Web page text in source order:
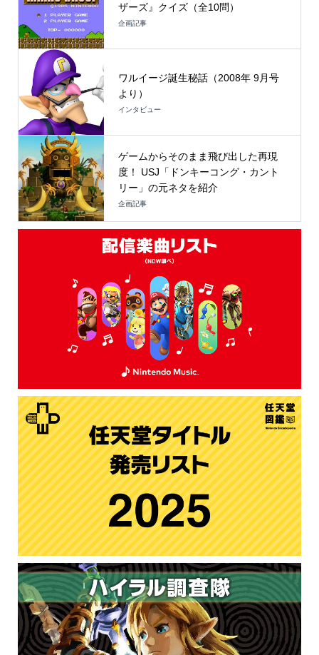
ザーズ』クイズ（全10問）
企画記事
ワルイージ誕生秘話（2008年 9月号
より）
インタビュー
ゲームからそのまま飛び出した再現
度！ USJ「ドンキーコング・カント
リー」の元ネタを紹介
企画記事